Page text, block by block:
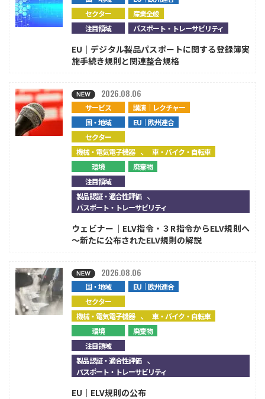
セクター
産業全般
注目領域
パスポート・トレーサビリティ
EU｜デジタル製品パスポートに関する登録簿実
施手続き規則と関連整合規格
サービス
講演｜レクチャー
国・地域
EU｜欧州連合
セクター
機械・電気電子機器 、車・バイク・自転車
環境
廃棄物
注目領域
製品認証・適合性評価 、
パスポート・トレーサビリティ
2026.08.06
ウェビナー｜ELV指令・３R指令からELV規則へ
～新たに公布されたELV規則の解説
国・地域
EU｜欧州連合
セクター
機械・電気電子機器 、車・バイク・自転車
環境
廃棄物
注目領域
製品認証・適合性評価 、
パスポート・トレーサビリティ
2026.08.06
EU｜ELV規則の公布